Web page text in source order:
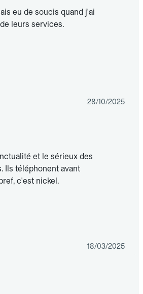
eu de soucis quand j'ai
leurs services.
28/10/2025
et le sérieux des
Ils téléphonent avant
c'est nickel.
18/03/2025